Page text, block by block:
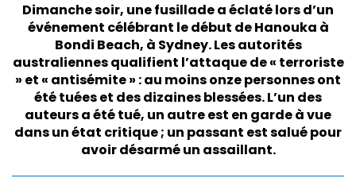
Dimanche soir, une fusillade a éclaté lors d’un
événement célébrant le début de Hanouka à
Bondi Beach, à Sydney. Les autorités
australiennes qualifient l’attaque de « terroriste
» et « antisémite » : au moins onze personnes ont
été tuées et des dizaines blessées. L’un des
auteurs a été tué, un autre est en garde à vue
dans un état critique ; un passant est salué pour
avoir désarmé un assaillant.